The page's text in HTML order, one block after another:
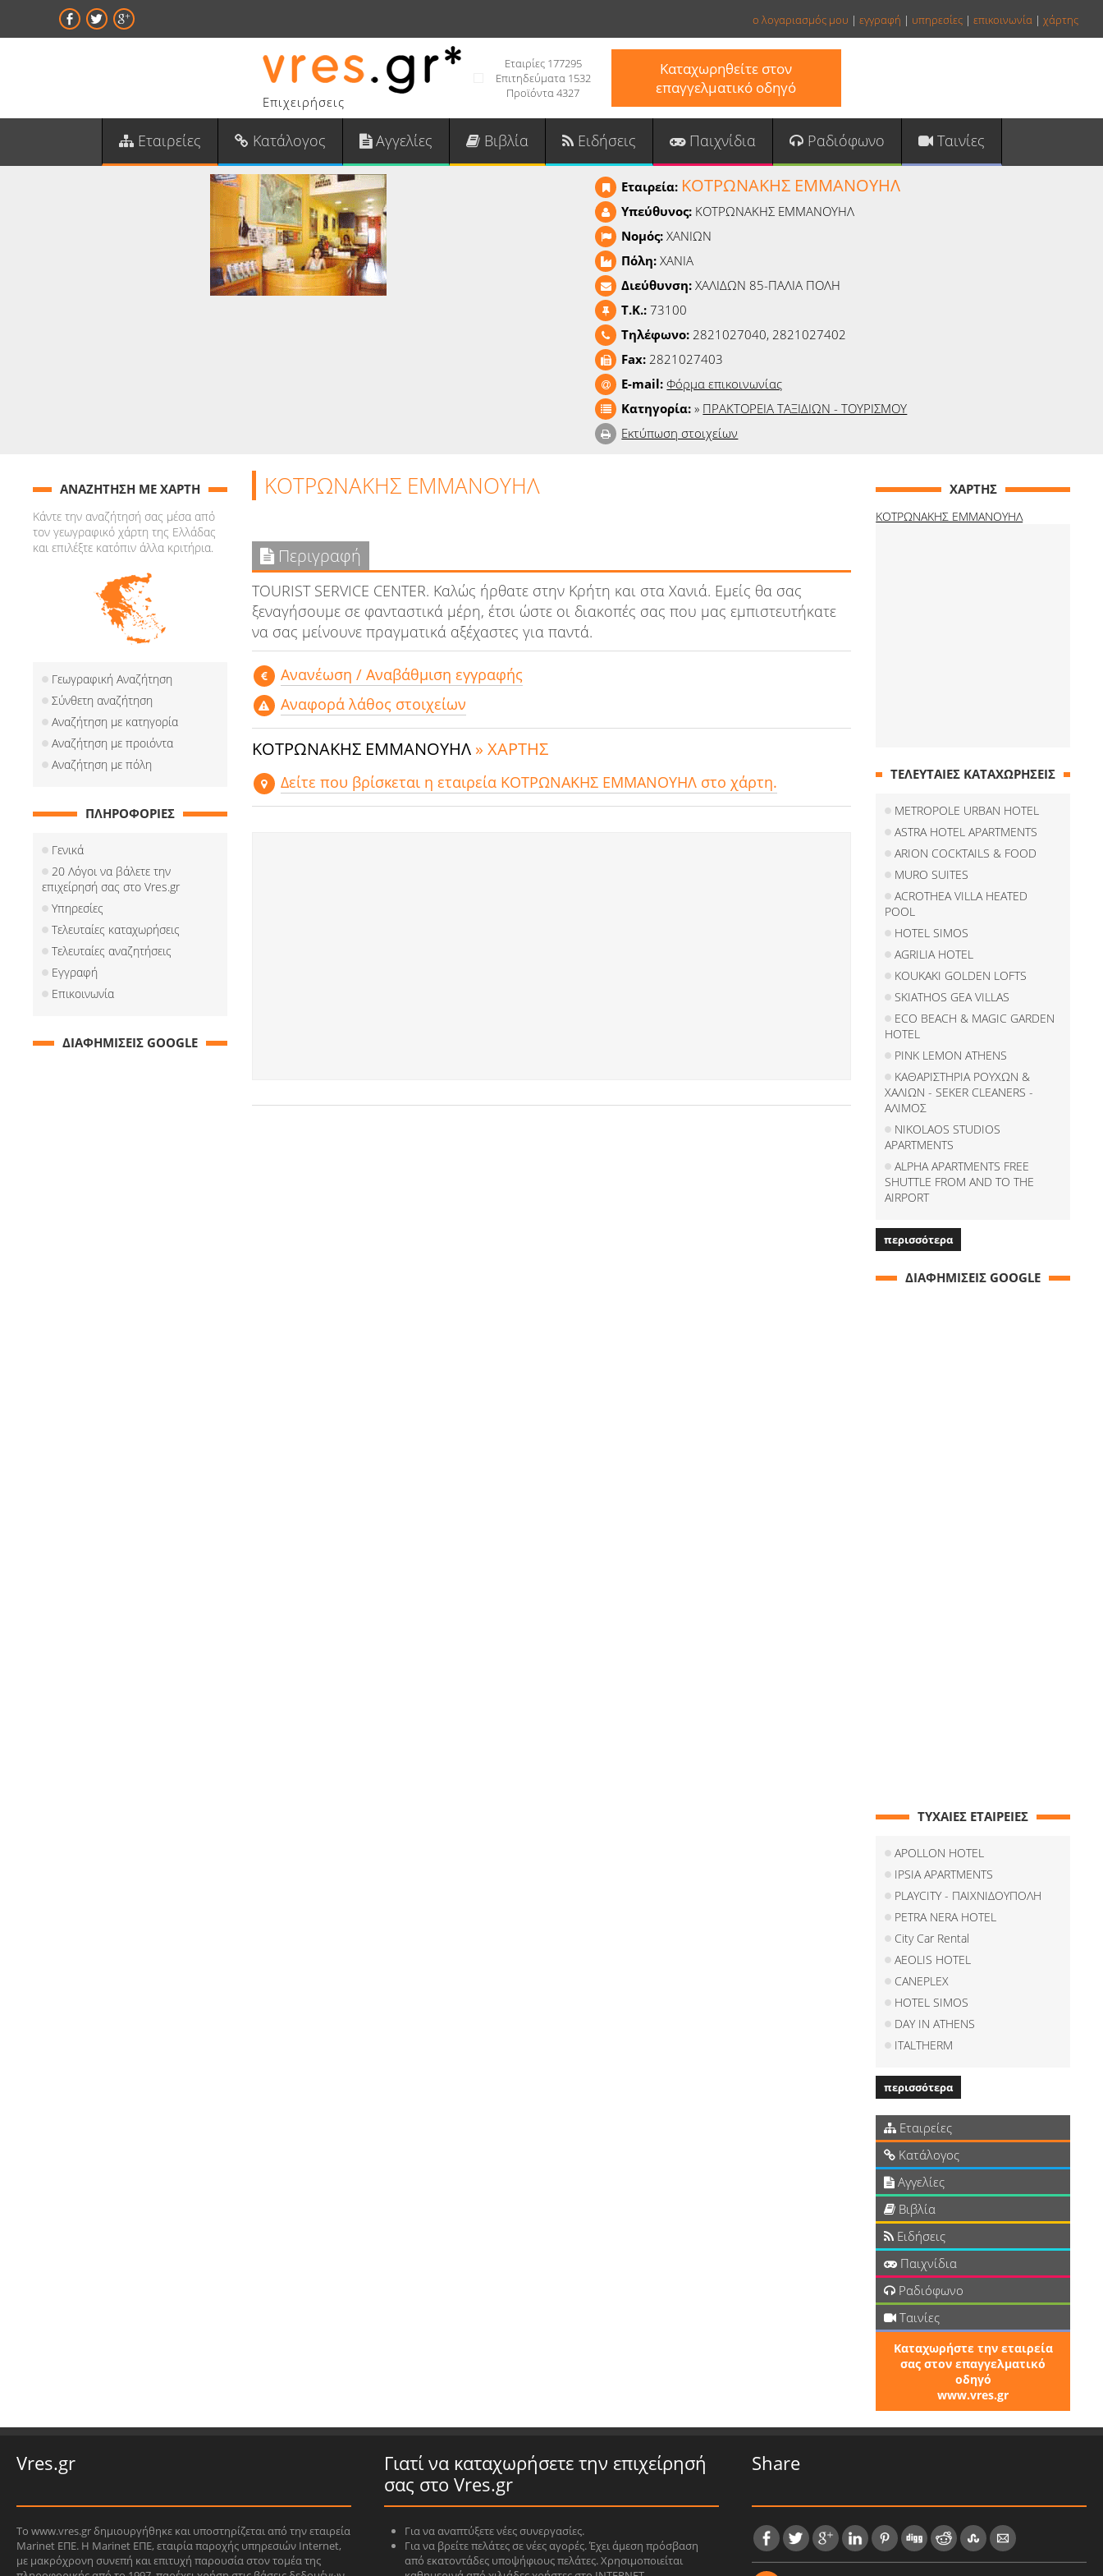
ο λογαριασμός μου | εγγραφή | υπηρεσίες | επικοινωνία | χάρτης
Επιχειρήσεις
Εταιρίες 177295
Επιτηδεύματα 1532
Προϊόντα 4327
Καταχωρηθείτε στον
επαγγελματικό οδηγό
Εταιρείες Κατάλογος Αγγελίες Βιβλία Ειδήσεις Παιχνίδια Ραδιόφωνο Ταινίες
Εταιρεία: ΚΟΤΡΩΝΑΚΗΣ ΕΜΜΑΝΟΥΗΛ
Υπεύθυνος: ΚΟΤΡΩΝΑΚΗΣ ΕΜΜΑΝΟΥΗΛ
Νομός:ΧΑΝΙΩΝ
Πόλη:ΧΑΝΙΑ
Διεύθυνση:ΧΑΛΙΔΩΝ 85-ΠΑΛΙΑ ΠΟΛΗ
T.K.:73100
Τηλέφωνο:2821027040, 2821027402
Fax:2821027403
E-mail:Φόρμα επικοινωνίας
Κατηγορία:» ΠΡΑΚΤΟΡΕΙΑ ΤΑΞΙΔΙΩΝ - ΤΟΥΡΙΣΜΟΥ
Εκτύπωση στοιχείων
ΚΟΤΡΩΝΑΚΗΣ ΕΜΜΑΝΟΥΗΛ
Περιγραφή
TOURIST SERVICE CENTER. Kαλώς ήρθατε στην Κρήτη και στα Χανιά. Εμείς θα σας
ξεναγήσουμε σε φανταστικά μέρη, έτσι ώστε οι διακοπές σας που μας εμπιστευτήκατε
να σας μείνουνε πραγματικά αξέχαστες για παντά.
Aνανέωση / Αναβάθμιση εγγραφής
Αναφορά λάθος στοιχείων
ΚΟΤΡΩΝΑΚΗΣ ΕΜΜΑΝΟΥΗΛ » ΧΑΡΤΗΣ
Δείτε που βρίσκεται η εταιρεία ΚΟΤΡΩΝΑΚΗΣ ΕΜΜΑΝΟΥΗΛ στο χάρτη.
ΑΝΑΖΗΤΗΣΗ ΜΕ ΧΑΡΤΗ
Κάντε την αναζήτησή σας μέσα από
τον γεωγραφικό χάρτη της Ελλάδας
και επιλέξτε κατόπιν άλλα κριτήρια.
Γεωγραφική Αναζήτηση
Σύνθετη αναζήτηση
Αναζήτηση με κατηγορία
Αναζήτηση με προιόντα
Αναζήτηση με πόλη
ΠΛΗΡΟΦΟΡΙΕΣ
Γενικά
20 Λόγοι να βάλετε την
επιχείρησή σας στο Vres.gr
Υπηρεσίες
Τελευταίες καταχωρήσεις
Τελευταίες αναζητήσεις
Εγγραφή
Επικοινωνία
ΔΙΑΦΗΜΙΣΕΙΣ GOOGLE
ΧΑΡΤΗΣ
ΚΟΤΡΩΝΑΚΗΣ ΕΜΜΑΝΟΥΗΛ
ΤΕΛΕΥΤΑΙΕΣ ΚΑΤΑΧΩΡΗΣΕΙΣ
METROPOLE URBAN HOTEL
ASTRA HOTEL APARTMENTS
ARION COCKTAILS & FOOD
MURO SUITES
ACROTHEA VILLA HEATED
POOL
HOTEL SIMOS
AGRILIA HOTEL
KOUKAKI GOLDEN LOFTS
SKIATHOS GEA VILLAS
ECO BEACH & MAGIC GARDEN
HOTEL
PINK LEMON ATHENS
ΚΑΘΑΡΙΣΤΗΡΙΑ ΡΟΥΧΩΝ &
ΧΑΛΙΩΝ - SEKER CLEANERS -
ΑΛΙΜΟΣ
NIKOLAOS STUDIOS
APARTMENTS
ALPHA APARTMENTS FREE
SHUTTLE FROM AND TO THE
AIRPORT
περισσότερα
ΔΙΑΦΗΜΙΣΕΙΣ GOOGLE
ΤΥΧΑΙΕΣ ΕΤΑΙΡΕΙΕΣ
APOLLON HOTEL
IPSIA APARTMENTS
PLAYCITY - ΠΑΙΧΝΙΔΟΥΠΟΛΗ
PETRA NERA HOTEL
City Car Rental
AEOLIS HOTEL
CANEPLEX
HOTEL SIMOS
DAY IN ATHENS
ITALTHERM
περισσότερα
Εταιρείες
Κατάλογος
Αγγελίες
Βιβλία
Ειδήσεις
Παιχνίδια
Ραδιόφωνο
Ταινίες
Καταχωρήστε την εταιρεία
σας στον επαγγελματικό
οδηγό
www.vres.gr
Vres.gr
Το www.vres.gr δημιουργήθηκε και υποστηρίζεται από την εταιρεία
Marinet ΕΠΕ. Η Marinet ΕΠΕ, εταιρία παροχής υπηρεσιών Internet,
με μακρόχρονη συνεπή και επιτυχή παρουσία στον τομέα της
Γιατί να καταχωρήσετε την επιχείρησή
σας στο Vres.gr
Για να αναπτύξετε νέες συνεργασίες.
Για να βρείτε πελάτες σε νέες αγορές. Έχει άμεση πρόσβαση
από εκατοντάδες υποψήφιους πελάτες. Χρησιμοποιείται
Share